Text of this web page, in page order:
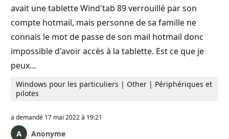
avait une tablette Wind'tab 89 verrouillé par son
compte hotmail, mais personne de sa famille ne
connais le mot de passe de son mail hotmail donc
impossible d'avoir accès à la tablette. Est ce que je
peux…
Windows pour les particuliers | Other | Périphériques et
pilotes
a demandé 17 mai 2022 à 19:21
Anonyme